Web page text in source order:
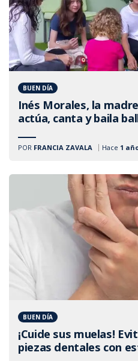
BUEN DÍA
Inés Morales, la
actúa, canta y baila
Hace 1
POR FRANCIA ZAVALA
BUEN DÍA
¡Cuide sus muelas!
piezas dentales con